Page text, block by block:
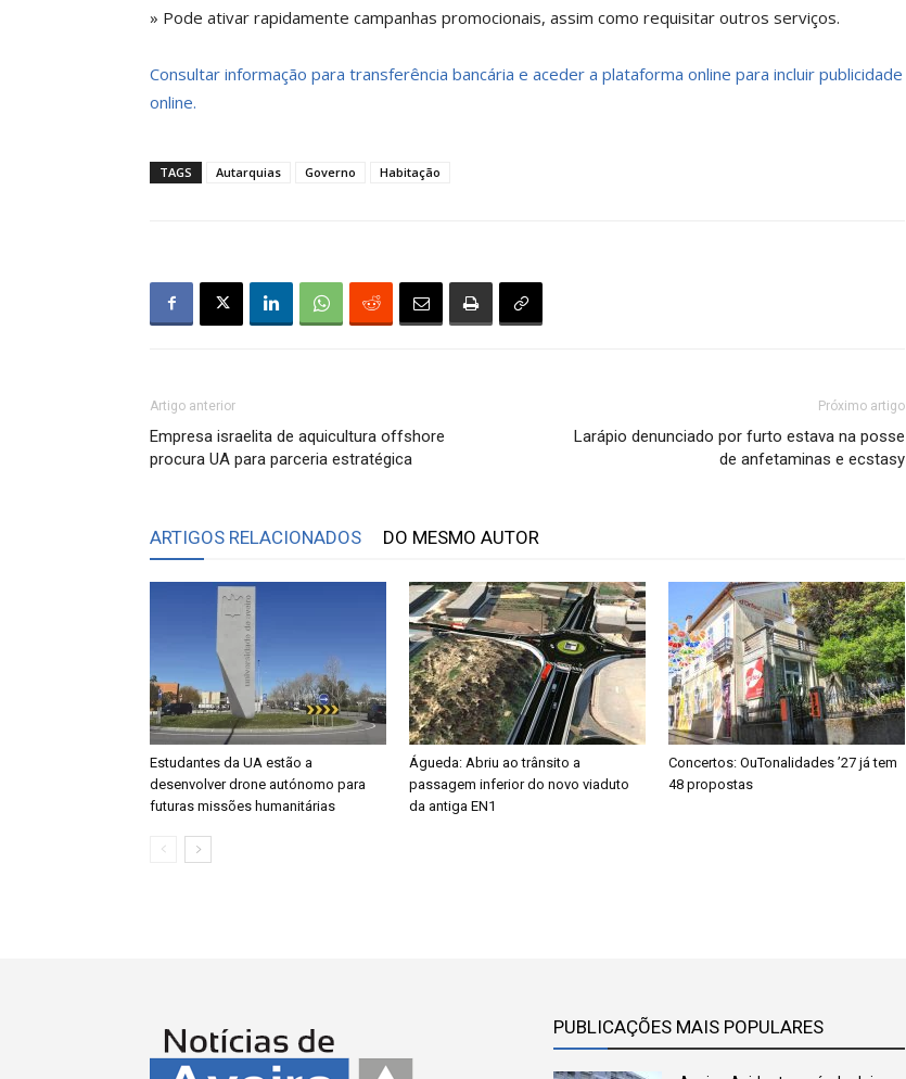
» Pode ativar rapidamente campanhas promocionais, assim como requisitar outros serviços.
Consultar informação para transferência bancária e aceder a plataforma online para incluir publicidade
online.
TAGS Autarquias Governo Habitação
Artigo anterior
Empresa israelita de aquicultura offshore
procura UA para parceria estratégica
Próximo artigo
Larápio denunciado por furto estava na posse
de anfetaminas e ecstasy
ARTIGOS RELACIONADOS DO MESMO AUTOR
Estudantes da UA estão a
desenvolver drone autónomo para
futuras missões humanitárias
Águeda: Abriu ao trânsito a
passagem inferior do novo viaduto
da antiga EN1
Concertos: OuTonalidades ’27 já tem
48 propostas
PUBLICAÇÕES MAIS POPULARES